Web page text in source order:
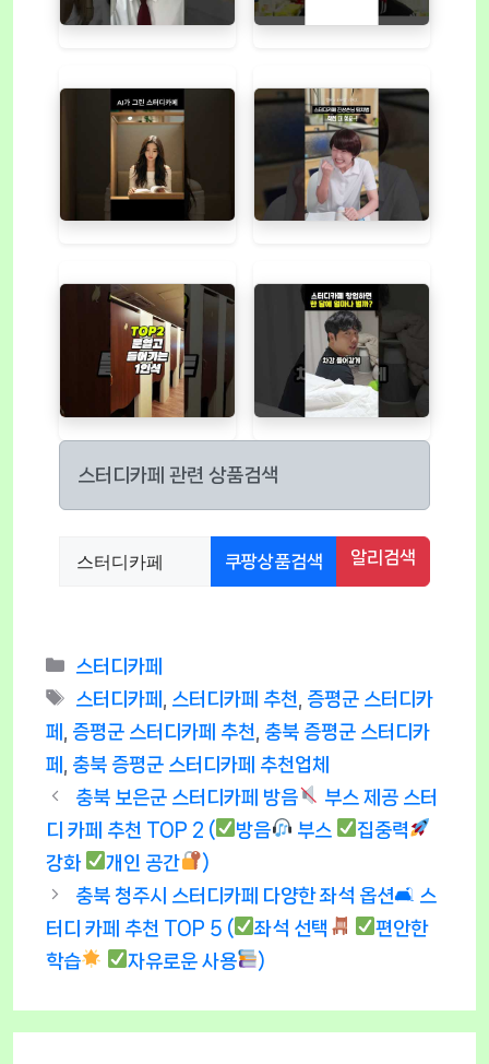
스터디카페 관련 상품검색
쿠팡상품검색 알리검색
Categories
스터디카페
Tags
스터디카페 스터디카페 추천
증평군 스터디카
페
증평군 스터디카페 추천
충북 증평군 스터디카
페
충북 증평군 스터디카페 추천업체
충북 보은군 스터디카페 방음
부스 제공 스터
디 카페 추천 TOP 2 (
방음 부스
집중력
강화
개인 공간
)
충북 청주시 스터디카페 다양한 좌석 옵션🛋 스
터디 카페 추천 TOP 5 (
좌석 선택
편안한
학습
자유로운 사용 )